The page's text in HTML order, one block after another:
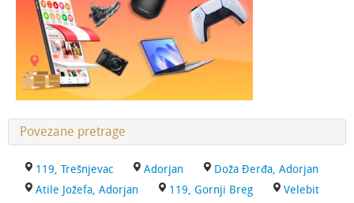
Povezane pretrage
119, Trešnjevac Adorjan
Doža Đerđa, Adorjan
Atile Jožefa, Adorjan
119, Gornji Breg
Velebit